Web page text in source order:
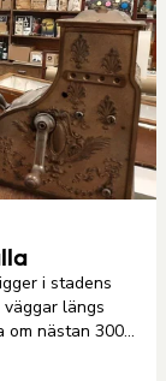
i stadens
längs
om nästan 300